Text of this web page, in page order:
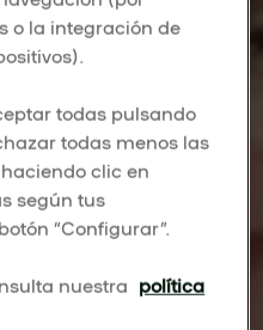
o la integración de
todas pulsando
todas menos las
clic en
según tus
“Configurar”.
nuestra política